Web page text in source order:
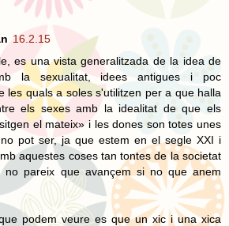
16.2.15
es una vista generalitzada de la idea de
la sexualitat, idees antigues i poc
les quals a soles s'utilitzen per a que halla
els sexes amb la idealitat de que els
el mateix» i les dones son totes unes
pot ser, ja que estem en el segle XXI i
aquestes coses tan tontes de la societat
no pareix que avançem si no que anem
podem veure es que un xic i una xica